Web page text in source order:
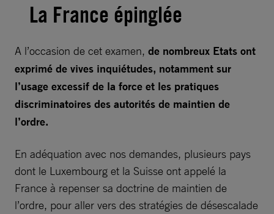
La France épinglée
A l’occasion de cet examen, de nombreux Etats ont
exprimé de vives inquiétudes, notamment sur
l’usage excessif de la force et les pratiques
discriminatoires des autorités de maintien de
l’ordre.
En adéquation avec nos demandes, plusieurs pays
dont le Luxembourg et la Suisse ont appelé la
France à repenser sa doctrine de maintien de
l’ordre, pour aller vers des stratégies de désescalade